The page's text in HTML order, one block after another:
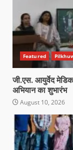
Featured
जी.एस. आयुर्वेद
अभियान का शुभारंभ
August 10, 2026